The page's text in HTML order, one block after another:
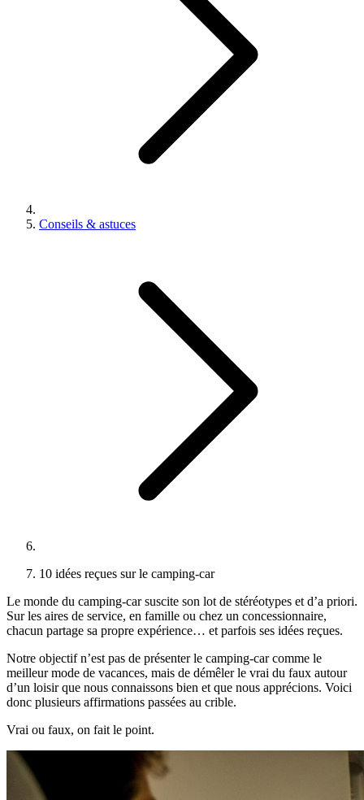
Conseils & astuces
10 idées reçues sur le camping-car
Le monde du camping‑car suscite son lot de stéréotypes et d’a priori.
Sur les aires de service, en famille ou chez un concessionnaire,
chacun partage sa propre expérience… et parfois ses idées reçues.
Notre objectif n’est pas de présenter le camping‑car comme le
meilleur mode de vacances, mais de démêler le vrai du faux autour
d’un loisir que nous connaissons bien et que nous apprécions. Voici
donc plusieurs affirmations passées au crible.
Vrai ou faux, on fait le point.